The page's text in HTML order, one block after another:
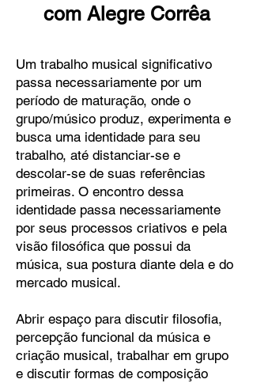
com Alegre Corrêa
Um trabalho musical significativo
passa necessariamente por um
período de maturação, onde o
grupo/músico produz, experimenta e
busca uma identidade para seu
trabalho, até distanciar-se e
descolar-se de suas referências
primeiras. O encontro dessa
identidade passa necessariamente
por seus processos criativos e pela
visão filosófica que possui da
música, sua postura diante dela e do
mercado musical.
Abrir espaço para discutir filosofia,
percepção funcional da música e
criação musical, trabalhar em grupo
e discutir formas de composição